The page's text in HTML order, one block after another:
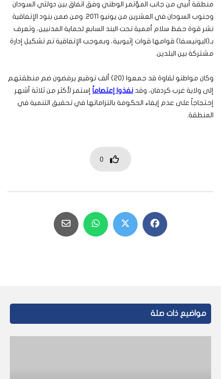
منطقة أبيي من جانب المؤتمر الوطني وفق اتفاق بين دولتي السودان
وجنوب السودان في العشرين من يونيو ٢٠١١. ومن ضمن بنود الإتفاقية
نشر قوة حفظ سلام أممية تحت البند السابع لحماية المدنيين، وتعرف
بـ(اليونيسفا) قوامها قوات إثيوبية، وبموجب الإتفاقية تم تشكيل إدارة
مشتركة بين البلدين.
وكان مواطنو لقاوة قد جمعوا (٢٠) ألف توقيع يرفضون ضم منطقتهم
إلى ولاية غرب كردفان، وقد نفذوا إعتصاماً إستمر لأكثر من ثلاثة أشهر
إحتجاجاً على عدم إيفاء الحكومة بالتزاماتها في تحقيق التنمية في
المنطقة.
0
مواضيع ذات صلة